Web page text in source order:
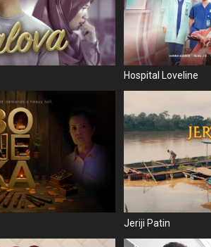
Hospital Loveline
Jeriji Patin